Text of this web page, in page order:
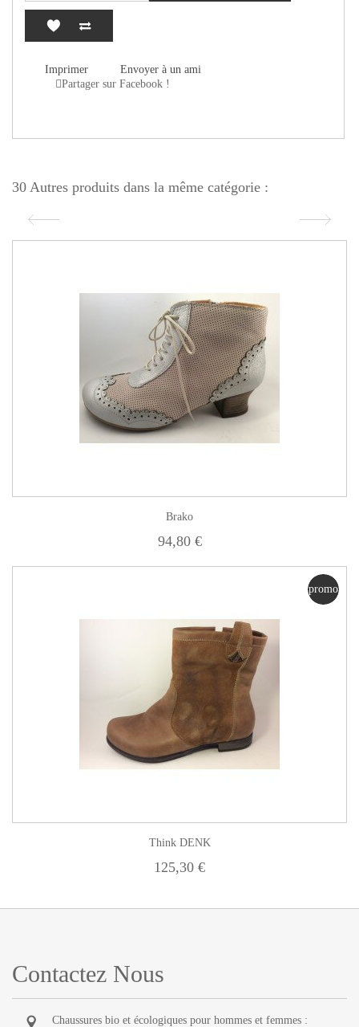
Imprimer
Envoyer à un ami
Partager sur Facebook !
30 Autres produits dans la même catégorie :
Brako
94,80 €
promo
Think DENK
125,30 €
Contactez Nous
Chaussures bio et écologiques pour hommes et femmes :